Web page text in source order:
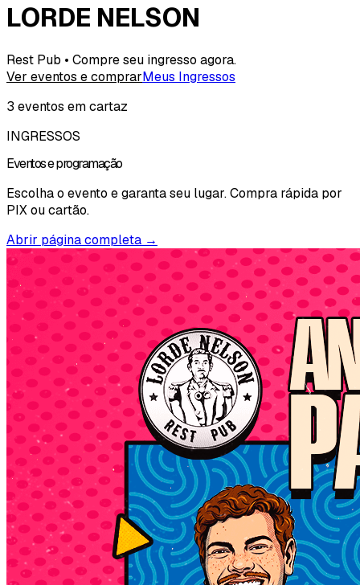
LORDE NELSON
Rest Pub • Compre seu ingresso agora.
Ver eventos e comprarMeus Ingressos
3 eventos em cartaz
INGRESSOS
Eventos e programação
Escolha o evento e garanta seu lugar. Compra rápida por
PIX ou cartão.
Abrir página completa →